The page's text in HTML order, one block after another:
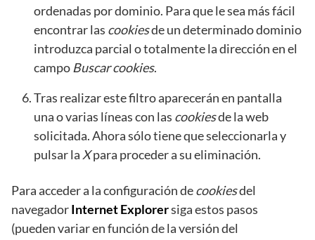
ordenadas por dominio. Para que le sea más fácil
encontrar las cookiesde un determinado dominio
introduzca parcial o totalmente la dirección en el
campo Buscar cookies.
Tras realizar este filtro aparecerán en pantalla
una o varias líneas con las cookiesde la web
solicitada. Ahora sólo tiene que seleccionarla y
pulsar la Xpara proceder a su eliminación.
Para acceder a la configuración decookiesdel
navegadorInternet Explorersiga estos pasos
(pueden variar en función de la versión del